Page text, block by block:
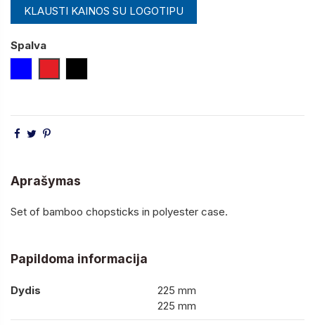
KLAUSTI KAINOS SU LOGOTIPU
Spalva
Aprašymas
Set of bamboo chopsticks in polyester case.
Papildoma informacija
Dydis
225 mm
225 mm